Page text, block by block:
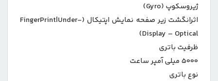
ژیروسکوپ (Gyro)
اثرانگشت زیر صفحه نمایش اپتیکال (FingerPrint|Under-
Display – Optical)
ظرفیت باتری
۵۰۰۰ میلی آمپر ساعت
نوع باتری